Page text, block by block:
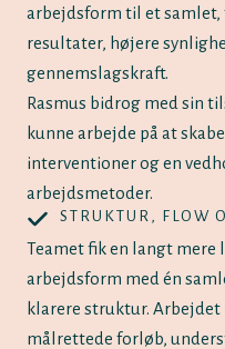
arbejdsform til et samlet,
resultater, højere
gennemslagskraft.
Rasmus bidrog med sin
kunne arbejde på at
interventioner og en
arbejdsmetoder.
STRUKTUR, FLOW
Teamet fik en langt mere
arbejdsform med én
klarere struktur.
målrettede forløb,